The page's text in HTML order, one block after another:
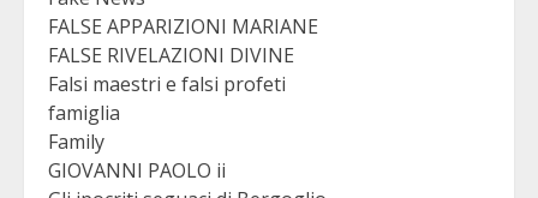
FALSE APPARIZIONI MARIANE
FALSE RIVELAZIONI DIVINE
Falsi maestri e falsi profeti
famiglia
Family
GIOVANNI PAOLO ii